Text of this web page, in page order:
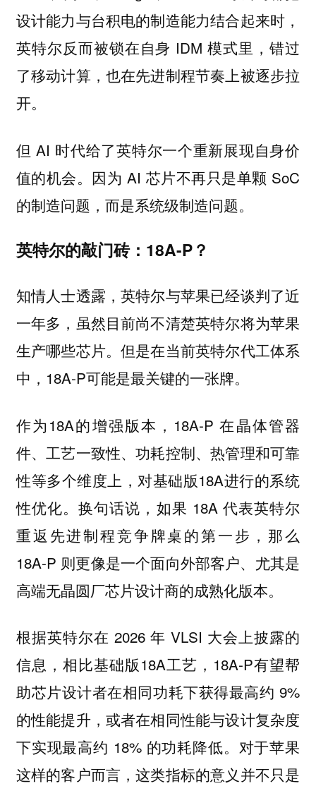
设计能力与台积电的制造能力结合起来时，
英特尔反而被锁在自身 IDM 模式里，错过
了移动计算，也在先进制程节奏上被逐步拉
开。
但 AI 时代给了英特尔一个重新展现自身价
值的机会。因为 AI 芯片不再只是单颗 SoC
的制造问题，而是系统级制造问题。
英特尔的敲门砖：18A-P？
知情人士透露，英特尔与苹果已经谈判了近
一年多，虽然目前尚不清楚英特尔将为苹果
生产哪些芯片。但是在当前英特尔代工体系
中，18A-P可能是最关键的一张牌。
作为18A的增强版本，18A-P 在晶体管器
件、工艺一致性、功耗控制、热管理和可靠
性等多个维度上，对基础版18A进行的系统
性优化。换句话说，如果 18A 代表英特尔
重返先进制程竞争牌桌的第一步，那么
18A-P 则更像是一个面向外部客户、尤其是
高端无晶圆厂芯片设计商的成熟化版本。
根据英特尔在 2026 年 VLSI 大会上披露的
信息，相比基础版18A工艺，18A-P有望帮
助芯片设计者在相同功耗下获得最高约 9%
的性能提升，或者在相同性能与设计复杂度
下实现最高约 18% 的功耗降低。对于苹果
这样的客户而言，这类指标的意义并不只是